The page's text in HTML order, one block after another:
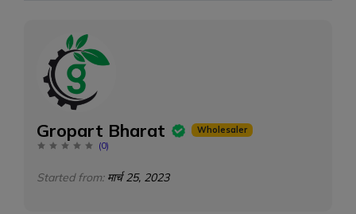
Gropart Bharat
Wholesaler
(0)
Started from: मार्च 25, 2023